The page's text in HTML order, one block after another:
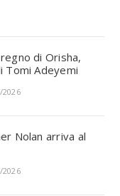
di Orisha,
Adeyemi
2026
Nolan arriva al
2026